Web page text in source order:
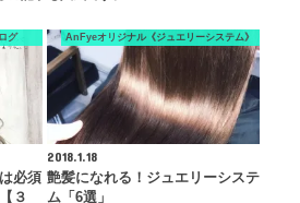
グ
必須
３
AnFyeオリジナル《ジュエリーシステム》
2018.1.18
艶髪になれる！ジュエリーシステ
ム「6選」